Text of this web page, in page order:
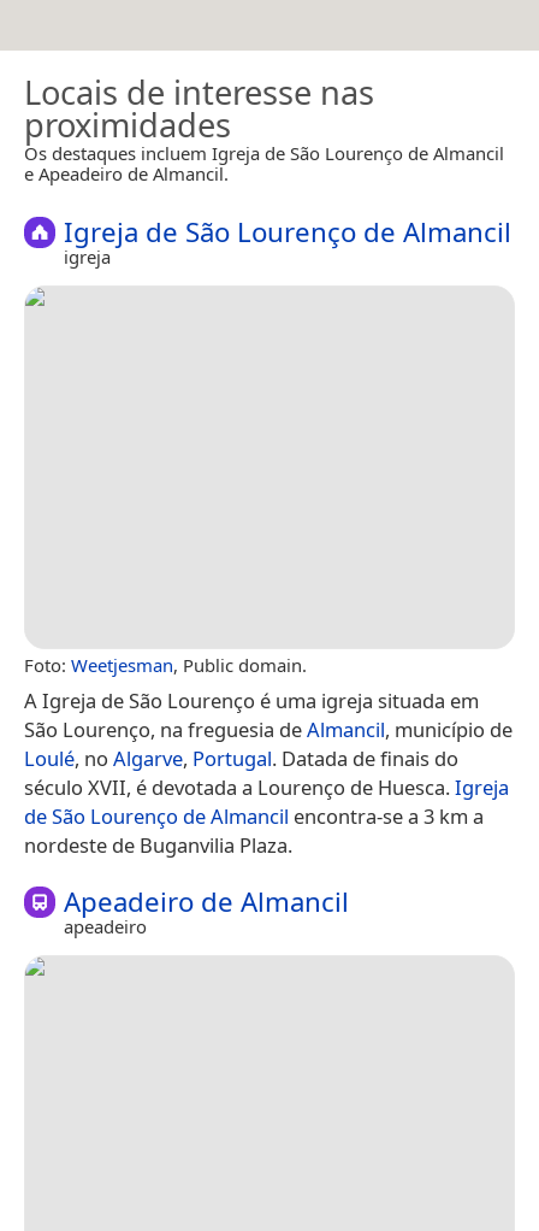
Locais de interesse nas
proximidades
Os destaques incluem Igreja de São Lourenço de Almancil
e Apeadeiro de Almancil.
Igreja de São Lourenço de Almancil
igreja
Foto: Weetjesman, Public domain.
A Igreja de São Lourenço é uma igreja situada em
São Lourenço, na freguesia deAlmancil, município de
Loulé, no Algarve, Portugal. Datada de finais do
século XVII, é devotada a Lourenço de Huesca.Igreja
de São Lourenço de Almancil encontra-se a 3 km a
nordeste de Buganvilia Plaza.
Apeadeiro de Almancil
apeadeiro